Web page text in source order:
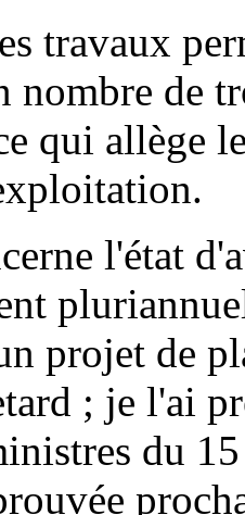
travaux
nombre de
qui allège
l'état
projet de
; je l'ai
du